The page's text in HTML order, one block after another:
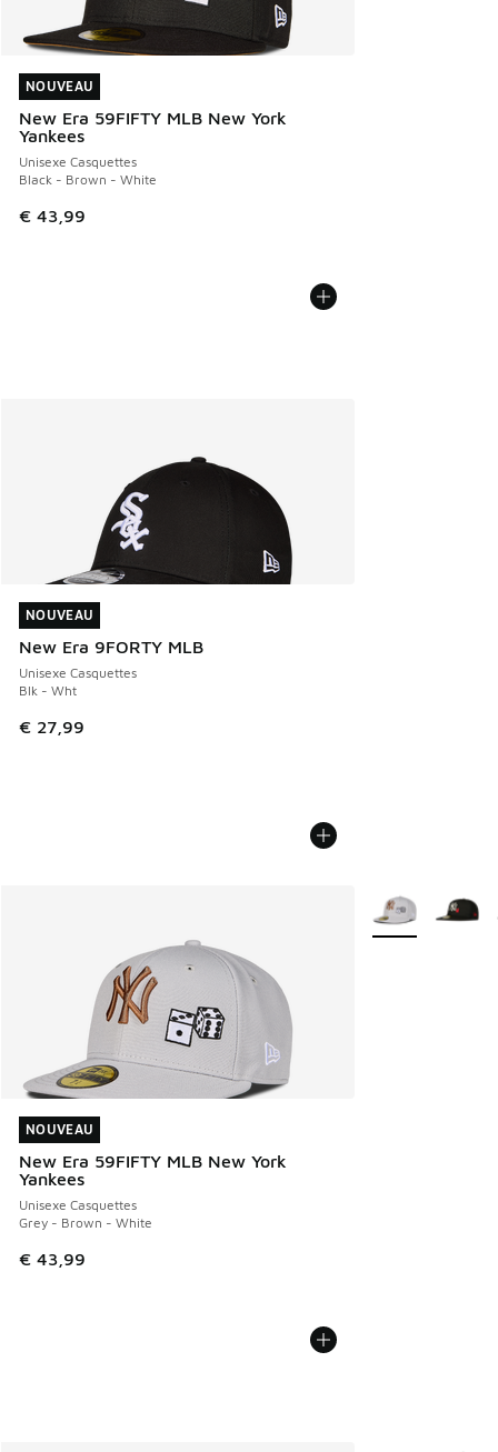
NOUVEAU
New Era 59FIFTY MLB New York
Yankees
Unisexe Casquettes
Black - Brown - White
€ 43,99
NOUVEAU
NOUVEAU
New Era 9FORTY MLB
Unisexe Casquettes
Blk - Wht
€ 27,99
NOUVEAU
NOUVEAU
New Era 59FIFTY MLB New York
Yankees
Unisexe Casquettes
Grey - Brown - White
€ 43,99
NOUVEAU
Plus de couleurs